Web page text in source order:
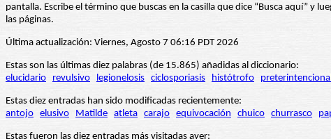
pantalla. Escribe el término que buscas en la casilla que dice “Busca aquí”
las páginas.
Última actualización: Viernes, Agosto 7 06:16 PDT 2026
Estas son las últimas diez palabras (de 15.865) añadidas al diccionario:
elucidario
revulsivo legionelosis ciclosporiasis histótrofo
Estas diez entradas han sido modificadas recientemente:
antojo elusivo Matilde atleta carajo equivocación chuico churrasco
Estas fueron las diez entradas más visitadas ayer: